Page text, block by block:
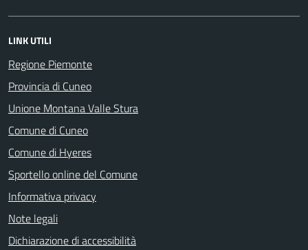
LINK UTILI
Regione Piemonte
Provincia di Cuneo
Unione Montana Valle Stura
Comune di Cuneo
Comune di Hyeres
Sportello online del Comune
Informativa privacy
Note legali
Dichiarazione di accessibilità